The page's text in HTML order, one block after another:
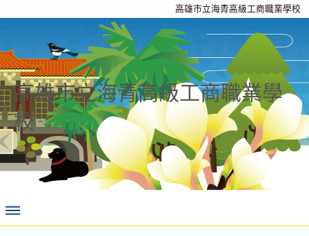
高雄市立海青高級工商職業學校
高雄市立海青高級工商職業學
校